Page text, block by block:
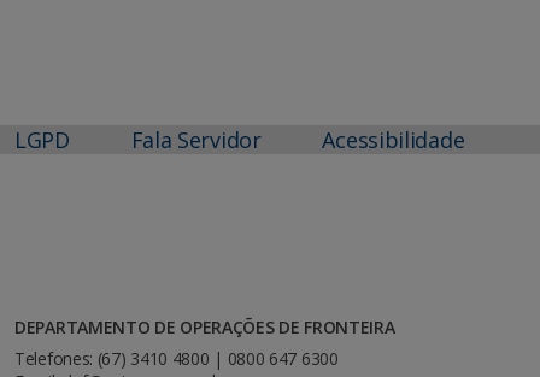
LGPD Fala Servidor Acessibilidade
DEPARTAMENTO DE OPERAÇÕES DE FRONTEIRA
Telefones: (67) 3410 4800 | 0800 647 6300